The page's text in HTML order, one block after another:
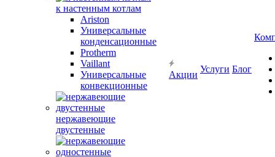
к настенным котлам
Ariston
Универсальные
конденсационные
Protherm
Vaillant
Универсальные
конвекционные
нержавеющие
двустенные
Акции
Услуги Блог